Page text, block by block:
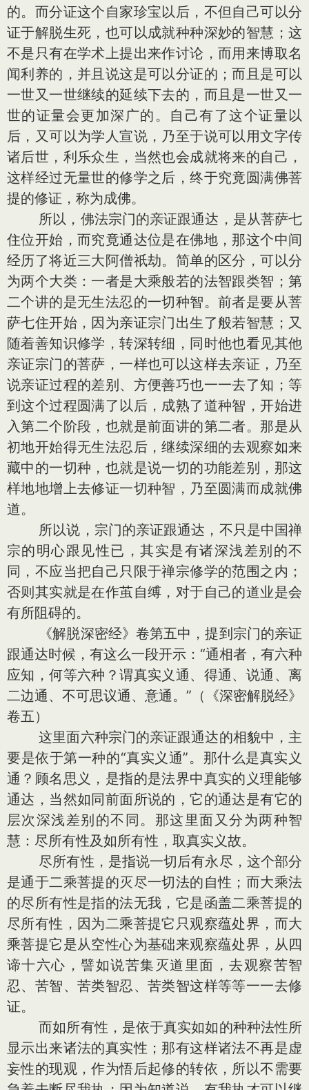
的。而分证这个自家珍宝以后，不但自己可以分
证于解脱生死，也可以成就种种深妙的智慧；这
不是只有在学术上提出来作讨论，而用来博取名
闻利养的，并且说这是可以分证的；而且是可以
一世又一世继续的延续下去的，而且是一世又一
世的证量会更加深广的。自己有了这个证量以
后，又可以为学人宣说，乃至于说可以用文字传
诸后世，利乐众生，当然也会成就将来的自己，
这样经过无量世的修学之后，终于究竟圆满佛菩
提的修证，称为成佛。
所以，佛法宗门的亲证跟通达，是从菩萨七
住位开始，而究竟通达位是在佛地，那这个中间
经历了将近三大阿僧祇劫。简单的区分，可以分
为两个大类：一者是大乘般若的法智跟类智；第
二个讲的是无生法忍的一切种智。前者是要从菩
萨七住开始，因为亲证宗门出生了般若智慧；又
随着善知识修学，转深转细，同时他也看见其他
亲证宗门的菩萨，一样也可以这样去亲证，乃至
说亲证过程的差别、方便善巧也一一去了知；等
到这个过程圆满了以后，成熟了道种智，开始进
入第二个阶段，也就是前面讲的第二者。那是从
初地开始得无生法忍后，继续深细的去观察如来
藏中的一切种，也就是说一切的功能差别，那这
样地地增上去修证一切种智，乃至圆满而成就佛
道。
所以说，宗门的亲证跟通达，不只是中国禅
宗的明心跟见性已，其实是有诸深浅差别的不
同，不应当把自己只限于禅宗修学的范围之内；
否则其实就是在作茧自缚，对于自己的道业是会
有所阻碍的。
《解脱深密经》卷第五中，提到宗门的亲证
跟通达时候，有这么一段开示：“通相者，有六种
应知，何等六种？谓真实义通、得通、说通、离
二边通、不可思议通、意通。”（《深密解脱经》
卷五）
这里面六种宗门的亲证跟通达的相貌中，主
要是依于第一种的“真实义通”。那什么是真实义
通？顾名思义，是指的是法界中真实的义理能够
通达，当然如同前面所说的，它的通达是有它的
层次深浅差别的不同。那这里面又分为两种智
慧：尽所有性及如所有性，取真实义故。
尽所有性，是指说一切后有永尽，这个部分
是通于二乘菩提的灭尽一切法的自性；而大乘法
的尽所有性是指的法无我，它是函盖二乘菩提的
尽所有性，因为二乘菩提它只观察蕴处界，而大
乘菩提它是从空性心为基础来观察蕴处界，从四
谛十六心，譬如说苦集灭道里面，去观察苦智
忍、苦智、苦类智忍、苦类智这样等等一一去修
证。
而如所有性，是依于真实如如的种种法性所
显示出来诸法的真实性；那有这样诸法不再是虚
妄性的现观，作为悟后起修的转依，所以不需要